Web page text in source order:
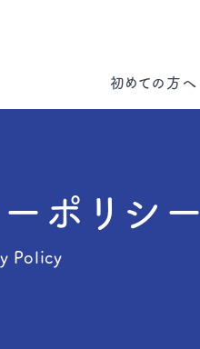
初めての方へ
ポリシー
Policy